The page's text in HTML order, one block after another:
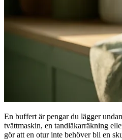
En buffert är pengar du lägger
tvättmaskin, en tandläkarräkning
gör att en otur inte behöver bli en